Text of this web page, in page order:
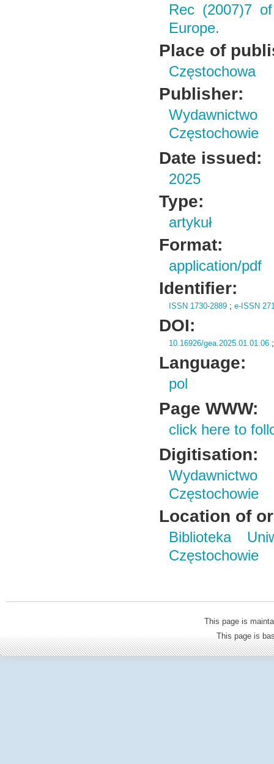
Rec (2007)7
Europe.
Place of
Częstochowa
Publisher:
Częstochowie
Date issued:
2025
Type:
artykuł
Format:
application/pdf
Identifier:
ISSN 1730-2889 ;e-ISSN
DOI:
10.16926/gea.2025.01.01.06
Language:
pol
Page WWW:
click here to
Digitisation:
Częstochowie
Location of
Biblioteka
Częstochowie
This page is
This page is